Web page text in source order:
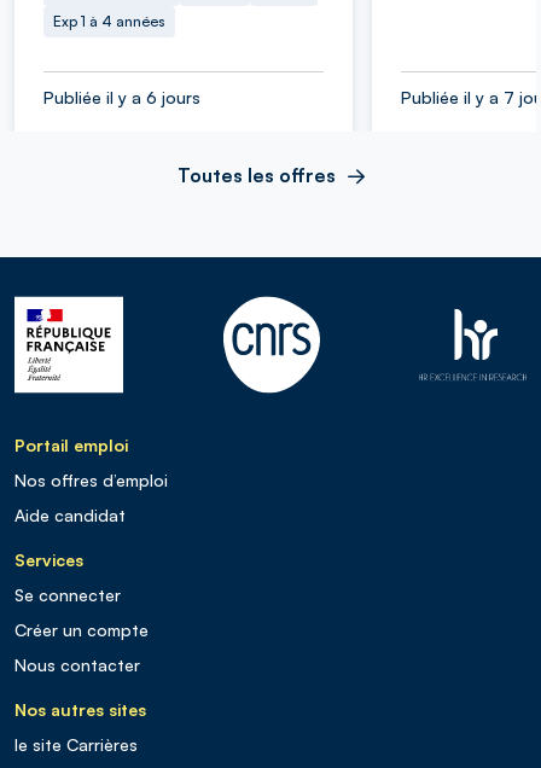
Exp 1 à 4 années
Publiée il y a 6 jours Publiée il y a 7
Toutes les offres
Portail emploi
Nos offres d’emploi
Aide candidat
Services
Se connecter
Créer un compte
Nous contacter
Nos autres sites
le site Carrières